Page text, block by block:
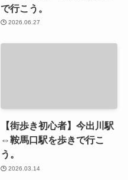
で行こう。
2026.06.27
【街歩き初心者】今出川駅
⇔鞍馬口駅を歩きで行こ
う。
2026.03.14